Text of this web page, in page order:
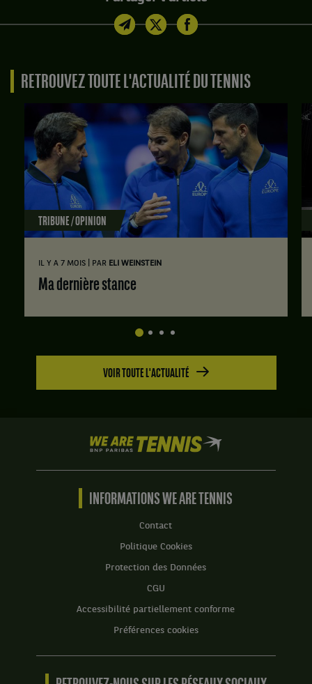
RETROUVEZ TOUTE L'ACTUALITÉ DU TENNIS
TRIBUNE / OPINION
IL Y A 7 MOIS PAR ELI WEINSTEIN
Ma dernière stance
VOIR TOUTE L'ACTUALITÉ
We
are
Tennis
BNP
Accueil
INFORMATIONS WE ARE TENNIS
Contact
Politique Cookies
Protection des Données
CGU
Accessibilité partiellement conforme
Préférences cookies